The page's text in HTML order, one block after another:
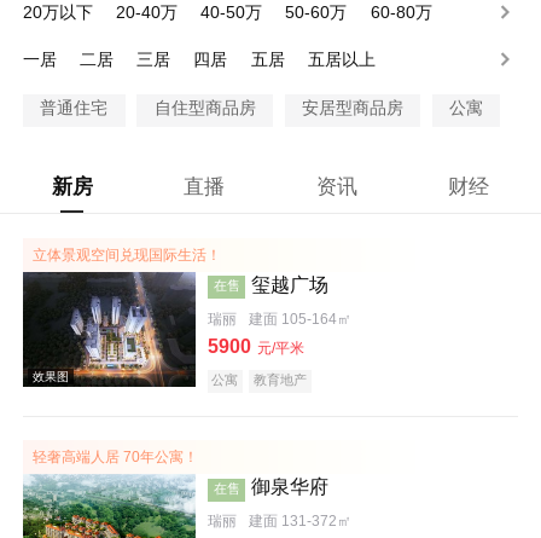
20万以下 20-40万 40-50万 50-60万
60-80万
一居
二居 三居 四居 五居 五居以上
普通住宅 自住型商品房 安居型商品房 公寓
新房 直播 资讯 财经
立体景观空间兑现国际生活！
在售 玺越广场
瑞丽 建面 105-164㎡
5900 元/平米
公寓 教育地产
轻奢高端人居 70年公寓！
在售 御泉华府
瑞丽 建面 131-372㎡